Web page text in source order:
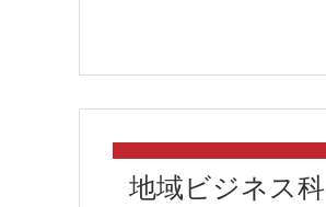
地域ビジネス科